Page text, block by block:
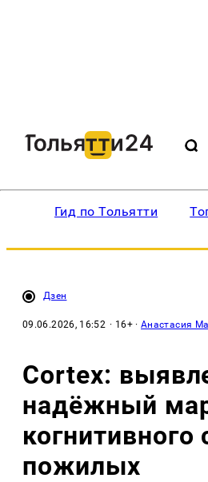
Гид по Тольятти
Дзен
09.06.2026, 16:52 · 16+ ·Анастасия
Cortex:
надёжный
когнитивного
пожилых